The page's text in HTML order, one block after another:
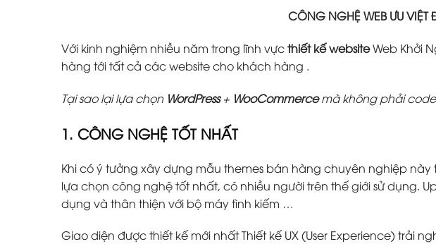
CÔNG NGHỆ WEB ƯU VIỆT
Với kinh nghiệm nhiều năm trong lĩnh vựcthiết kế websiteWeb Khởi
hàng tới tất cả các website cho khách hàng .
Tại sao lại lựa chọn WordPress+ WooCommercemà không phải
1. CÔNG NGHỆ TỐT NHẤT
Khi có ý tưởng xây dựng mẫu themes bán hàng chuyên nghiệp
lựa chọn công nghệ tốt nhất, có nhiều người trên thế giới sử dụng.
dụng và thân thiện với bộ máy tình kiếm …
Giao diện được thiết kế mới nhất Thiết kế UX (User Experience) trải